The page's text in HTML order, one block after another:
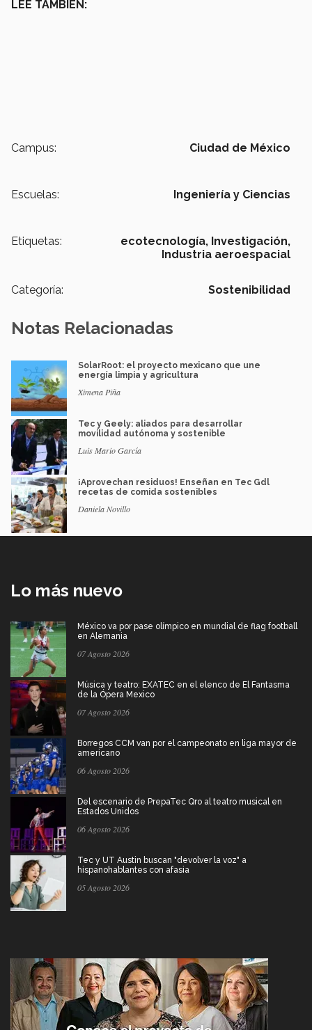
LEE TAMBIÉN:
Campus: Ciudad de México
Escuelas: Ingeniería y Ciencias
Etiquetas: ecotecnología, Investigación,
Industria aeroespacial
Categoría: Sostenibilidad
Notas Relacionadas
SolarRoot: el proyecto mexicano que une
energía limpia y agricultura
Ximena Piña
Tec y Geely: aliados para desarrollar
movilidad autónoma y sostenible
Luis Mario García
¡Aprovechan residuos! Enseñan en Tec Gdl
recetas de comida sostenibles
Daniela Novillo
Lo más nuevo
México va por pase olímpico en mundial de flag football
en Alemania
07 Agosto 2026
Música y teatro: EXATEC en el elenco de El Fantasma
de la Ópera Mexico
07 Agosto 2026
Borregos CCM van por el campeonato en liga mayor de
americano
06 Agosto 2026
Del escenario de PrepaTec Qro al teatro musical en
Estados Unidos
06 Agosto 2026
Tec y UT Austin buscan "devolver la voz" a
hispanohablantes con afasia
05 Agosto 2026